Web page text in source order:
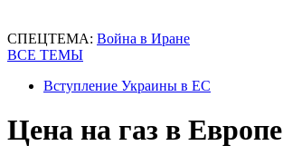
СПЕЦТЕМА: Война в Иране
ВСЕ ТЕМЫ
Вступление Украины в ЕС
Цена на газ в